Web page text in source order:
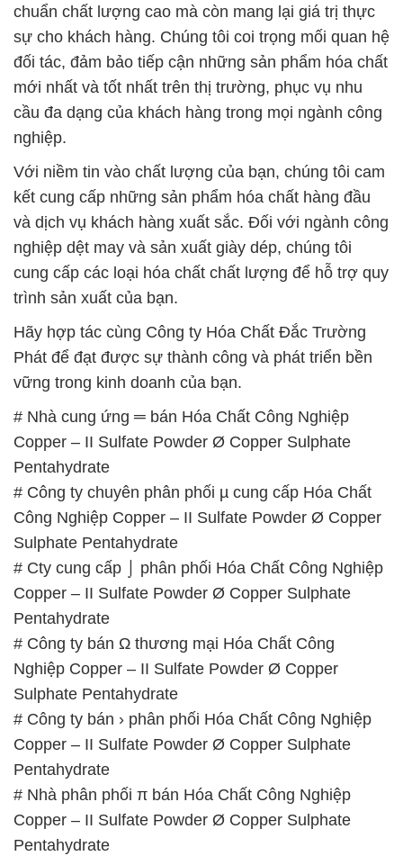
chuẩn chất lượng cao mà còn mang lại giá trị thực
sự cho khách hàng. Chúng tôi coi trọng mối quan hệ
đối tác, đảm bảo tiếp cận những sản phẩm hóa chất
mới nhất và tốt nhất trên thị trường, phục vụ nhu
cầu đa dạng của khách hàng trong mọi ngành công
nghiệp.
Với niềm tin vào chất lượng của bạn, chúng tôi cam
kết cung cấp những sản phẩm hóa chất hàng đầu
và dịch vụ khách hàng xuất sắc. Đối với ngành công
nghiệp dệt may và sản xuất giày dép, chúng tôi
cung cấp các loại hóa chất chất lượng để hỗ trợ quy
trình sản xuất của bạn.
Hãy hợp tác cùng Công ty Hóa Chất Đắc Trường
Phát để đạt được sự thành công và phát triển bền
vững trong kinh doanh của bạn.
# Nhà cung ứng ═ bán Hóa Chất Công Nghiệp
Copper – II Sulfate Powder Ø Copper Sulphate
Pentahydrate
# Công ty chuyên phân phối µ cung cấp Hóa Chất
Công Nghiệp Copper – II Sulfate Powder Ø Copper
Sulphate Pentahydrate
# Cty cung cấp ⌡ phân phối Hóa Chất Công Nghiệp
Copper – II Sulfate Powder Ø Copper Sulphate
Pentahydrate
# Công ty bán Ω thương mại Hóa Chất Công
Nghiệp Copper – II Sulfate Powder Ø Copper
Sulphate Pentahydrate
# Công ty bán › phân phối Hóa Chất Công Nghiệp
Copper – II Sulfate Powder Ø Copper Sulphate
Pentahydrate
# Nhà phân phối π bán Hóa Chất Công Nghiệp
Copper – II Sulfate Powder Ø Copper Sulphate
Pentahydrate